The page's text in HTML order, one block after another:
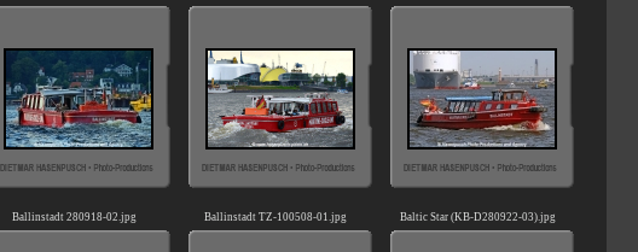
Ballinstadt 280918-02.jpg Ballinstadt TZ-100508-01.jpg Baltic Star (KB-D280922-03).jpg